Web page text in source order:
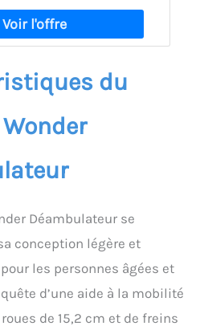
du
Déambulateur se
conception légère et
les personnes âgées et
d’une aide à la mobilité
de 15,2 cm et de freins